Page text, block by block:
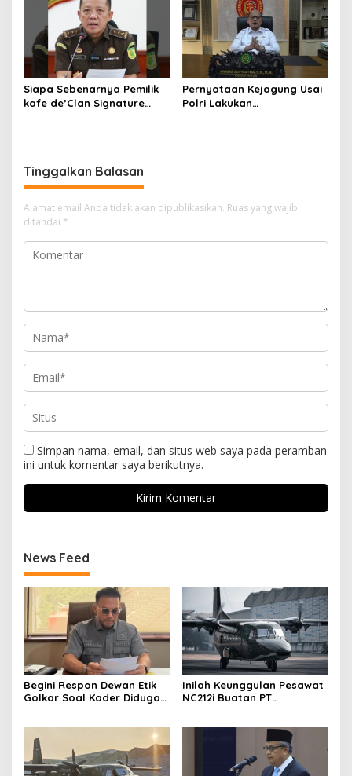
Siapa Sebenarnya Pemilik
kafe de’Clan Signature
Pernyataan Kejagung Usai
Polri Lakukan
Tinggalkan Balasan
Alamat email Anda tidak akan dipublikasikan. Ruas yang wajib
ditandai *
Simpan nama, email, dan situs web saya pada peramban
ini untuk komentar saya berikutnya.
News Feed
Begini Respon Dewan Etik
Golkar Soal Kader Diduga
Inilah Keunggulan Pesawat
NC212i Buatan PT